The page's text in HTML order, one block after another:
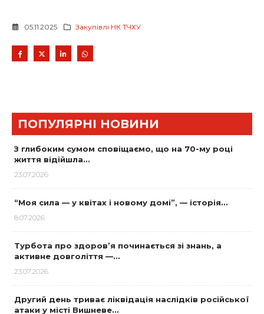
05.11.2025 Закупівлі НК ТЧХУ
ПОПУЛЯРНІ НОВИНИ
З глибоким сумом сповіщаємо, що на 70-му році
життя відійшла…
23.07.2026
“Моя сила — у квітах і новому домі”, — історія…
8.07.2026
Турбота про здоров’я починається зі знань, а
активне довголіття —…
23.07.2026
Другий день триває ліквідація наслідків російської
атаки у місті Вишневе…